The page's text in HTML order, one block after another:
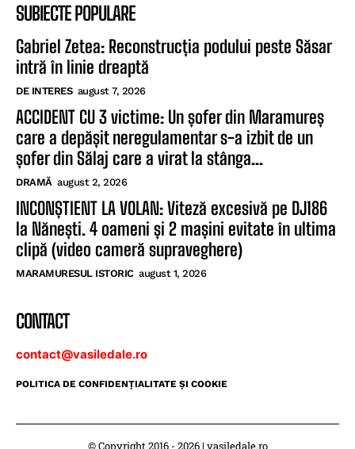
SUBIECTE POPULARE
Gabriel Zetea: Reconstrucția podului peste Săsar
intră în linie dreaptă
DE INTERES august 7, 2026
ACCIDENT CU 3 victime: Un șofer din Maramureș
care a depășit neregulamentar s-a izbit de un
șofer din Sălaj care a virat la stânga...
DRAMĂ august 2, 2026
INCONȘTIENT LA VOLAN: Viteză excesivă pe DJ186
la Nănești. 4 oameni și 2 mașini evitate în ultima
clipă (video cameră supraveghere)
MARAMURESUL ISTORIC august 1, 2026
CONTACT
contact@vasiledale.ro
POLITICA DE CONFIDENŢIALITATE ŞI COOKIE
© Copyright 2016 - 2026 | vasiledale.ro